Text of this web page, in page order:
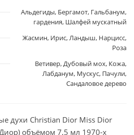
Альдегиды, Бергамот, Гальбанум,
гардения, Шалфей мускатный
Жасмин, Ирис, Ландыш, Нарцисс,
Роза
Ветивер, Дубовый мох, Кожа,
Лабданум, Мускус, Пачули,
Сандаловое дерево
духи Christian Dior Miss Dior
объёмом 7,5 мл 1970-х